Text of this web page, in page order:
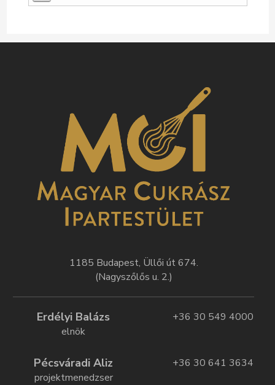
1185 Budapest, Üllői út 674.
(Nagyszőlős u. 2.)
Erdélyi Balázs
elnök
+36 30 549 4000
Pécsváradi Aliz
projektmenedzser
+36 30 641 3634